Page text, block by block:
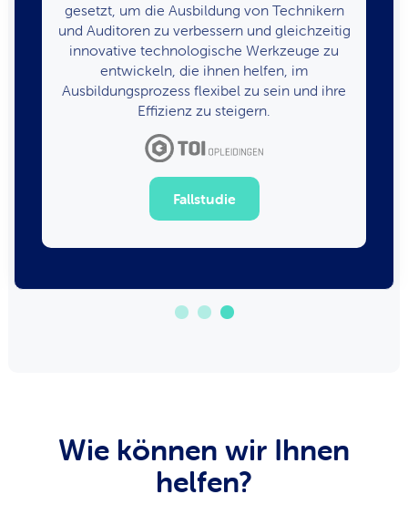
gesetzt, um die Ausbildung von Technikern
und Auditoren zu verbessern und gleichzeitig
innovative technologische Werkzeuge zu
entwickeln, die ihnen helfen, im
Ausbildungsprozess flexibel zu sein und ihre
Effizienz zu steigern.
Fallstudie
Wie können wir Ihnen
helfen?